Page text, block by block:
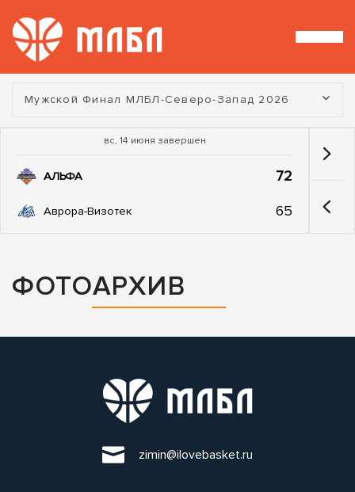
Турнир:
Мужской Финал МЛБЛ-Северо-Запад 2026
вс, 14 июня завершен
АЛЬФА 72
Аврора-Визотек 65
ФОТОАРХИВ
zimin@ilovebasket.ru